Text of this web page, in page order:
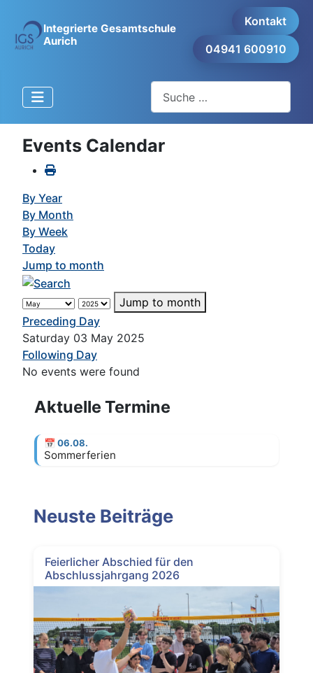
Integrierte Gesamtschule
Aurich
Kontakt
04941 600910
Events Calendar
By Year
By Month
By Week
Today
Jump to month
Jump to month
Preceding Day
Saturday 03 May 2025
Following Day
No events were found
Aktuelle Termine
📅 06.08.
Sommerferien
Neuste Beiträge
Feierlicher Abschied für den
Abschlussjahrgang 2026